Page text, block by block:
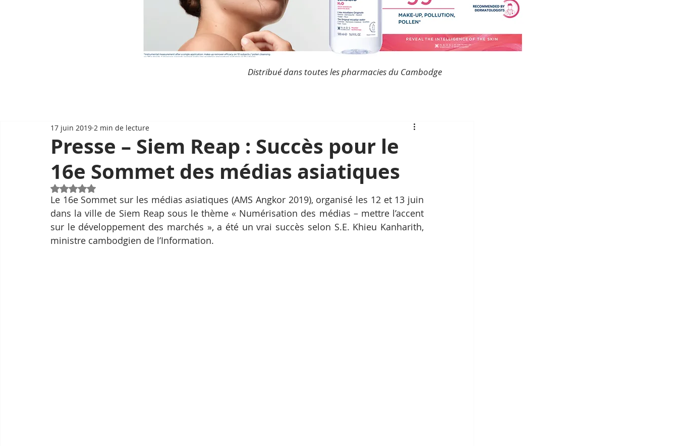
Distribué dans toutes les pharmacies du Cambodge
Presse – Siem Reap : Succès pour le
16e Sommet des médias asiatiques
17 juin 2019 2 min de lecture
Noté NaN étoiles sur 5.
Le 16e Sommet sur les médias asiatiques (AMS Angkor 2019), organisé les 12 et 13 juin
dans la ville de Siem Reap sous le thème « Numérisation des médias – mettre l’accent
sur le développement des marchés », a été un vrai succès selon S.E. Khieu Kanharith,
ministre cambodgien de l’Information.